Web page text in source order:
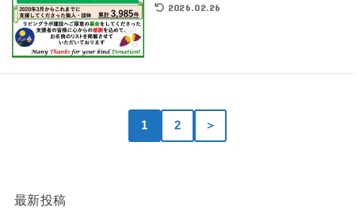
2026.02.26
1 2 ＞
最新投稿